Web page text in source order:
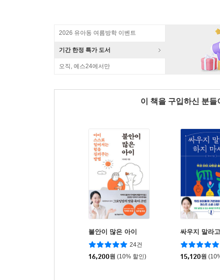
2026 유아동 여름방학 이벤트
기간 한정 특가 도서
오직, 예스24에서만
이 책을 구입하신 분
불안이 많은 아이
24건
16,200원 (10% 할인)
싸우지 말라
15,120원